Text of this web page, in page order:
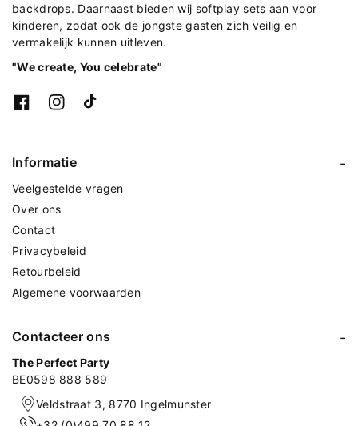
backdrops. Daarnaast bieden wij softplay sets aan voor
kinderen, zodat ook de jongste gasten zich veilig en
vermakelijk kunnen uitleven.
"We create, You celebrate"
F
b
o
I
a
r
m
T
Informatie
Veelgestelde vragen
Over ons
Contact
Privacybeleid
Retourbeleid
Algemene voorwaarden
Contacteer ons
The Perfect Party
BE0598 888 589
Veldstraat 3, 8770 Ingelmunster